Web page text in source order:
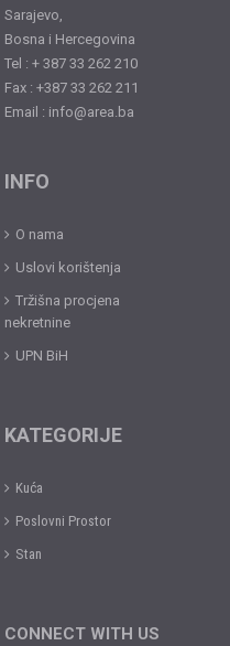
Sarajevo,
Bosna i Hercegovina
Tel : + 387 33 262 210
Fax : +387 33 262 211
Email : info@area.ba
INFO
O nama
Uslovi korištenja
Tržišna procjena
nekretnine
UPN BiH
KATEGORIJE
Kuća
Poslovni Prostor
Stan
CONNECT WITH US